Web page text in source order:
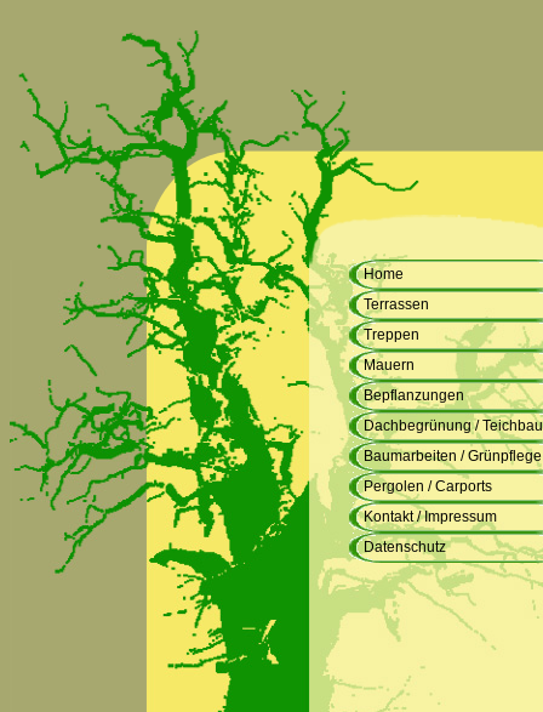
Home
Terrassen
Treppen
Mauern
Bepflanzungen
Dachbegrünung / Teichbau
Baumarbeiten / Grünpflege
Pergolen / Carports
Kontakt / Impressum
Datenschutz